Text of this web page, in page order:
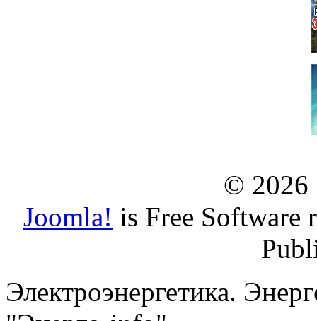
© 2026
Joomla! is Free Software
Электроэнергетика.